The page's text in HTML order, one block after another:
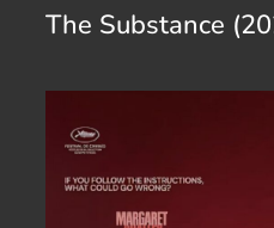
The Substance